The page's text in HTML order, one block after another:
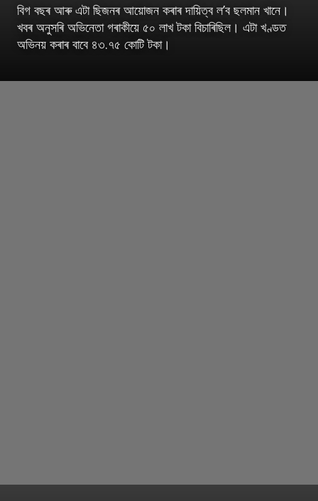
বিগ বছৰ আৰু এটা ছিজনৰ আয়োজন কৰাৰ দায়িত্ব ল’ব ছলমান খানে।
খবৰ অনুসৰি অভিনেতা গৰাকীয়ে ৫০ লাখ টকা বিচাৰিছিল। এটা খণ্ডত
অভিনয় কৰাৰ বাবে ৪৩.৭৫ কোটি টকা।